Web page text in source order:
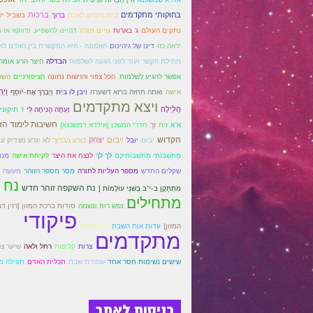
בחוקותי מתקדמים בית מקדש לאדם ברוך ברכות בשביל
נתקים העולם ג' בארות גויים תורה דהיינו להשפיע. ודווקא אז
יראה כזו דינו של גיהינום האמונה - היא המקשרת בין האדם
תחילת הקשר ועוד לפני הגעה לשלמות הבדלה היצר הרע
אפשר להגיע לשלמות. הכל צפוי והרשות נתונה הציפורניים
אישה ואתה תחזה ברזא דשערה ויבן לו בית וַיְבָרֶךְ אֶת-יוֹסֵף
הַלַּיְלָה ויצא מתקדמים וְעַתָּה הַנִּיחָה לִּי ז'
א"א זית זך חדרי המשכן [אידרא דמשכנא] חשיבות לימוד
הקדוש יבום יובל ייבום יצחק כורע בברוך לא יגרע מצדיק
מַחְשְׁבוֹתַי מַחְשְׁבוֹתֵיכֶם לך לך לנצח את היצר לקיחת אישה
שקלים החדש מספר העליות לתורה מסר מספר הזוהר מעשה
מִתְתַּקֶן ב-י"ב בְּשִׁנֵּי עוֹלָמוֹת [ נח השקפה זוהר חדש נח
מתחילים נפש רוח ונשמה סודות ברכת המזון [רזין
המזון] עדות אות השבת עין עליונה פיקודי
מתקדמים צרות קליפות רחל ולאה שיער
שישים נשימות חסר אחד שמירת שבת תכלית האדם תפילה